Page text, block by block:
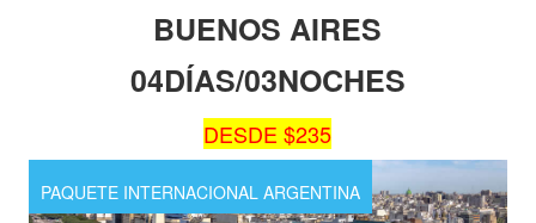
BUENOS AIRES
04DÍAS/03NOCHES
DESDE $235
PAQUETE INTERNACIONAL ARGENTINA